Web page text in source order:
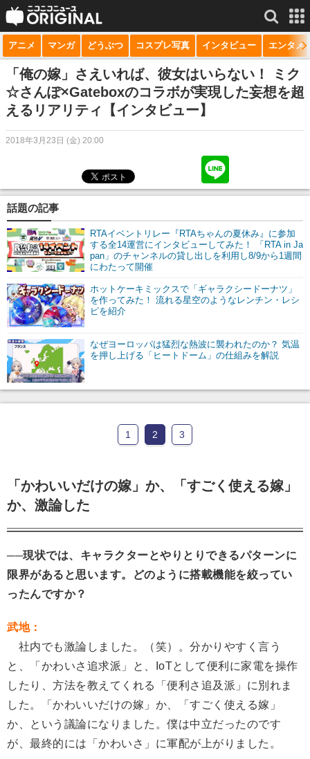
サービス一覧 もっと見る
niconico
動画
生放送
マンガ
ニコニコQ
アニメ マンガ どうぶつ コスプレ写真 インタビュー エンタメ
「俺の嫁」さえいれば、彼女はいらない！ ミク
☆さんぽ×Gateboxのコラボが実現した妄想を超
えるリアリティ【インタビュー】
2018年3月23日 (金) 20:00
話題の記事
RTAイベントリレー『RTAちゃんの夏休み』に参加
する全14運営にインタビューしてみた！ 「RTA in Ja
pan」のチャンネルの貸し出しを利用し8/9から1週間
にわたって開催
ホットケーキミックスで「ギャラクシードーナツ」
を作ってみた！ 流れる星空のようなレンチン・レシ
ピを紹介
なぜヨーロッパは猛烈な熱波に襲われたのか？ 気温
を押し上げる「ヒートドーム」の仕組みを解説
1 2 3
「かわいいだけの嫁」か、「すごく使える嫁」
か、激論した
──現状では、キャラクターとやりとりできるパターンに
限界があると思います。どのように搭載機能を絞ってい
ったんですか？
武地：
社内でも激論しました。（笑）。分かりやすく言う
と、「かわいさ追求派」と、IoTとして便利に家電を操作
したり、方法を教えてくれる「便利さ追及派」に別れま
した。「かわいいだけの嫁」か、「すごく使える嫁」
か、という議論になりました。僕は中立だったのです
が、最終的には「かわいさ」に軍配が上がりました。